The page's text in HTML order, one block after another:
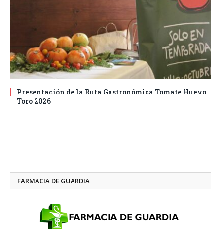
Presentación de la Ruta Gastronómica Tomate Huevo
Toro 2026
FARMACIA DE GUARDIA